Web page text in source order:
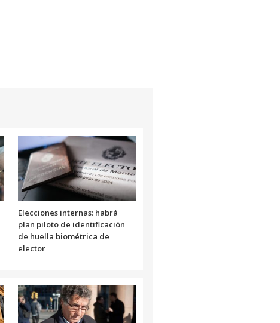
Elecciones internas: habrá
plan piloto de identificación
de huella biométrica de
elector